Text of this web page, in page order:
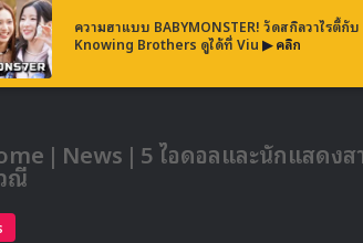
ความฮาแบบ BABYMONSTER! วัดสกิลวาไรตี้กับ
Knowing Brothers ดูได้ที่ Viu ▶ คลิก